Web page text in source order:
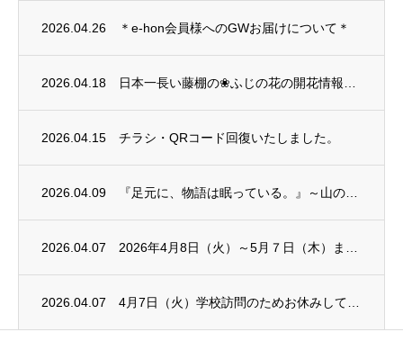
2026.04.26 ＊e-hon会員様へのGWお届けについて＊
2026.04.18 日本一長い藤棚の❀ふじの花の開花情報❀～。
2026.04.15 チラシ・QRコード回復いたしました。
2026.04.09 『足元に、物語は眠っている。』～山の本屋で味わう3つの体験～
2026.04.07 2026年4月8日（火）～5月７日（木）までの営業時間を、お知らせいたします。
2026.04.07 4月7日（火）学校訪問のためお休みしています。